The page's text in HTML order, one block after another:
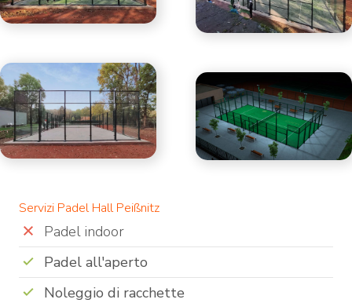
Servizi Padel Hall Peißnitz
Padel indoor
Padel all'aperto
Noleggio di racchette